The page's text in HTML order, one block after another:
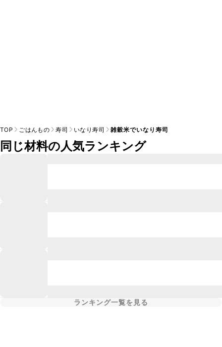
TOP ごはんもの 寿司 いなり寿司 雑穀米でいなり寿司
同じ材料の人気ランキング
ランキング一覧を見る